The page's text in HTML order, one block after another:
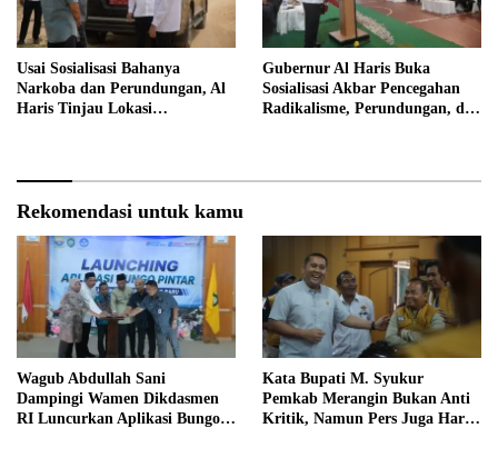
Usai Sosialisasi Bahanya
Narkoba dan Perundungan, Al
Haris Tinjau Lokasi
Gubernur Al Haris Buka
Sosialisasi Akbar Pencegahan
Radikalisme, Perundungan, dan
Rekomendasi untuk kamu
Wagub Abdullah Sani
Dampingi Wamen Dikdasmen
RI Luncurkan Aplikasi Bungo
Kata Bupati M. Syukur
Pemkab Merangin Bukan Anti
Kritik, Namun Pers Juga Harus